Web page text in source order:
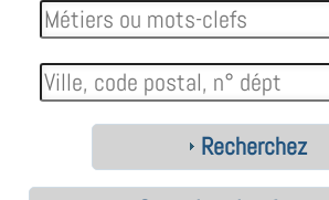
Recherchez